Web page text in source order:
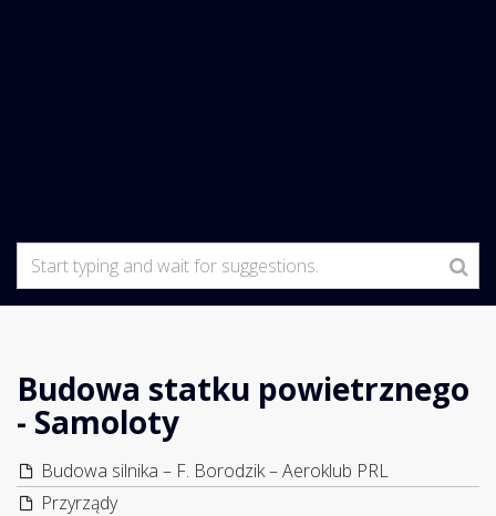
Budowa statku powietrznego
- Samoloty
Budowa silnika – F. Borodzik – Aeroklub PRL
Przyrządy